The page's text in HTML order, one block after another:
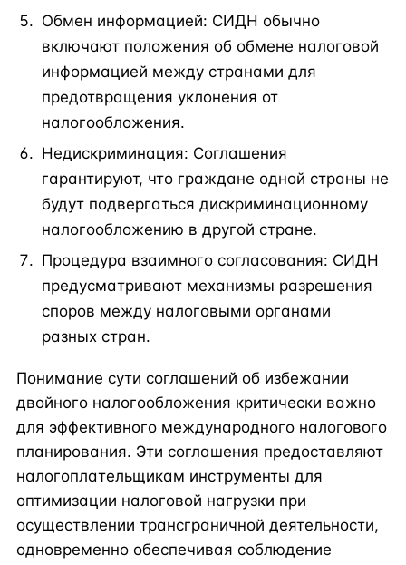
Обмен информацией: СИДН обычно
включают положения об обмене налоговой
информацией между странами для
предотвращения уклонения от
налогообложения.
Недискриминация: Соглашения
гарантируют, что граждане одной страны не
будут подвергаться дискриминационному
налогообложению в другой стране.
Процедура взаимного согласования: СИДН
предусматривают механизмы разрешения
споров между налоговыми органами
разных стран.
Понимание сути соглашений об избежании
двойного налогообложения критически важно
для эффективного международного налогового
планирования. Эти соглашения предоставляют
налогоплательщикам инструменты для
оптимизации налоговой нагрузки при
осуществлении трансграничной деятельности,
одновременно обеспечивая соблюдение